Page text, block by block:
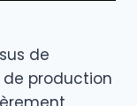
de
production